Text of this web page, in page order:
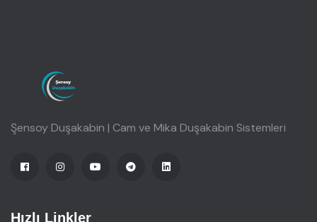
Şensoy Duşakabin | Cam ve Mika Duşakabin Sistemleri
Hızlı Linkler